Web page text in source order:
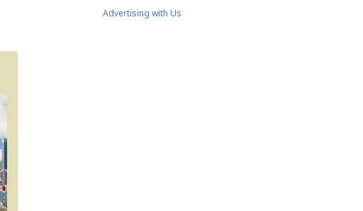
Advertising with Us